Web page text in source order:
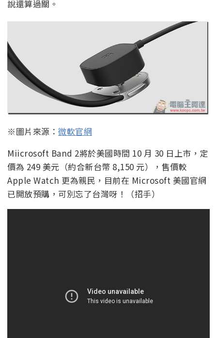
說還算過關。
※圖片來源： 微軟官網
Miicrosoft Band 2將於美國時間 10 月 30 日上市，定
價為 249 美元（約合新台幣 8,150 元），售價較
Apple Watch 更為親民，目前在 Microsoft 美國官網
已開放預購，可別忘了台灣呀！（招手）